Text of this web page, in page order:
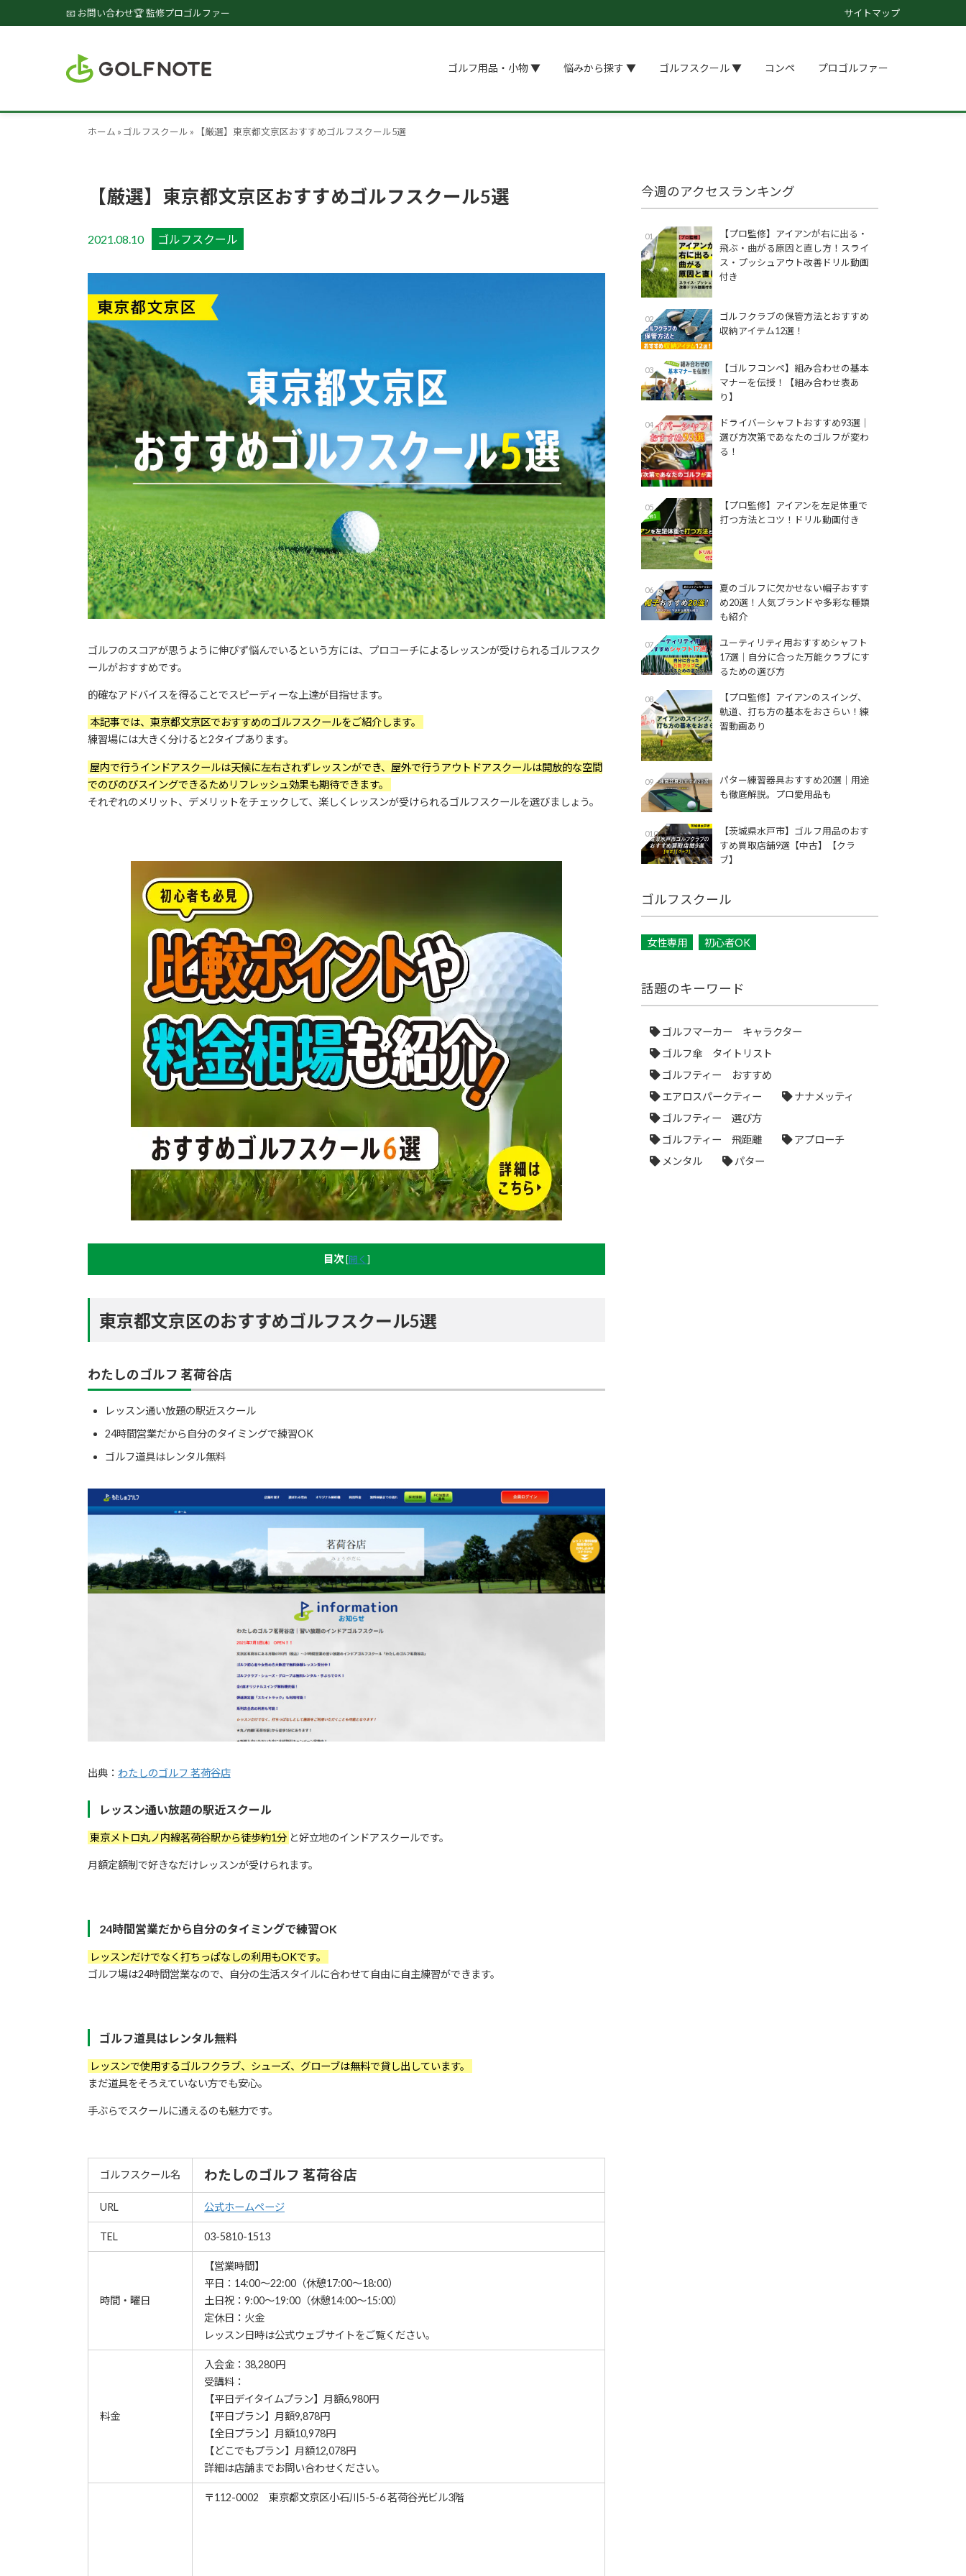
📧 お問い合わせ🏆 監修プロゴルファー サイトマップ
ゴルフ用品・小物 ▼ 悩みから探す ▼ ゴルフスクール ▼ コンペ プロゴルファー
ホーム » ゴルフスクール » 【厳選】東京都文京区おすすめゴルフスクール5選
【厳選】東京都文京区おすすめゴルフスクール5選
2021.08.10 ゴルフスクール
ゴルフのスコアが思うように伸びず悩んでいるという方には、プロコーチによるレッスンが受けられるゴルフスク
ールがおすすめです。
的確なアドバイスを得ることでスピーディーな上達が目指せます。
本記事では、東京都文京区でおすすめのゴルフスクールをご紹介します。
練習場には大きく分けると2タイプあります。
屋内で行うインドアスクールは天候に左右されずレッスンができ、屋外で行うアウトドアスクールは開放的な空間
でのびのびスイングできるためリフレッシュ効果も期待できます。
それぞれのメリット、デメリットをチェックして、楽しくレッスンが受けられるゴルフスクールを選びましょう。
目次 [開く ]
東京都文京区のおすすめゴルフスクール5選
わたしのゴルフ 茗荷谷店
レッスン通い放題の駅近スクール
24時間営業だから自分のタイミングで練習OK
ゴルフ道具はレンタル無料
出典： わたしのゴルフ 茗荷谷店
レッスン通い放題の駅近スクール
東京メトロ丸ノ内線茗荷谷駅から徒歩約1分 と好立地のインドアスクールです。
月額定額制で好きなだけレッスンが受けられます。
24時間営業だから自分のタイミングで練習OK
レッスンだけでなく打ちっぱなしの利用もOKです。
ゴルフ場は24時間営業なので、自分の生活スタイルに合わせて自由に自主練習ができます。
ゴルフ道具はレンタル無料
レッスンで使用するゴルフクラブ、シューズ、グローブは無料で貸し出しています。
まだ道具をそろえていない方でも安心。
手ぶらでスクールに通えるのも魅力です。
ゴルフスクール名 わたしのゴルフ 茗荷谷店
URL 公式ホームページ
TEL 03-5810-1513
時間・曜日
【営業時間】
平日：14:00～22:00（休憩17:00～18:00）
土日祝：9:00～19:00（休憩14:00～15:00）
定休日：火金
レッスン⽇時は公式ウェブサイトをご覧ください。
料金
入会金：38,280円
受講料：
【平日デイタイムプラン】月額6,980円
【平日プラン】月額9,878円
【全日プラン】月額10,978円
【どこでもプラン】月額12,078円
詳細は店舗までお問い合わせください。
〒112-0002 東京都文京区小石川5-5-6 茗荷谷光ビル3階
今週のアクセスランキング
01
【プロ監修】アイアンが右に出る・
飛ぶ・曲がる原因と直し方！スライ
ス・プッシュアウト改善ドリル動画
付き
02
ゴルフクラブの保管方法とおすすめ
収納アイテム12選！
03
【ゴルフコンペ】組み合わせの基本
マナーを伝授！【組み合わせ表あ
り】
04
ドライバーシャフトおすすめ93選│
選び方次第であなたのゴルフが変わ
る！
05
【プロ監修】アイアンを左足体重で
打つ方法とコツ！ドリル動画付き
06
夏のゴルフに欠かせない帽子おすす
め20選！人気ブランドや多彩な種類
も紹介
07
ユーティリティ用おすすめシャフト
17選│自分に合った万能クラブにす
るための選び方
08
【プロ監修】アイアンのスイング、
軌道、打ち方の基本をおさらい！練
習動画あり
09
パター練習器具おすすめ20選｜用途
も徹底解説。プロ愛用品も
010
【茨城県水戸市】ゴルフ用品のおす
すめ買取店舗9選【中古】【クラ
ブ】
ゴルフスクール
女性専用 初心者OK
話題のキーワード
ゴルフマーカー キャラクター
ゴルフ傘 タイトリスト
ゴルフティー おすすめ
エアロスパークティー
ナナメッティ
ゴルフティー 選び方
ゴルフティー 飛距離
アプローチ
メンタル
パター